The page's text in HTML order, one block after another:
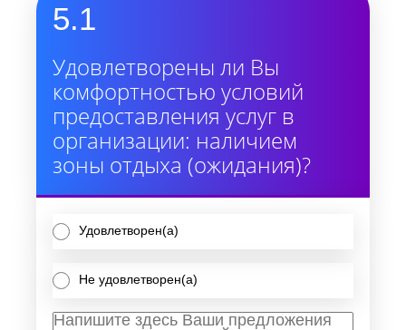
5.1
Удовлетворены ли Вы
комфортностью условий
предоставления услуг в
организации: наличием
зоны отдыха (ожидания)?
Удовлетворен(а)
Не удовлетворен(а)